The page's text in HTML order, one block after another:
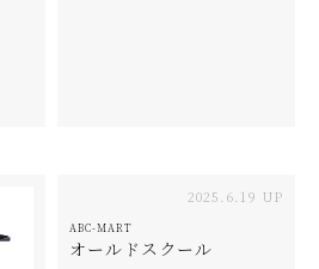
2025.6.19 UP
ABC-MART
オールドスクール